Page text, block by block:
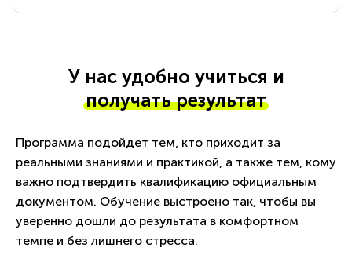
У нас удобно учиться и
получать результат
Программа подойдет тем, кто приходит за
реальными знаниями и практикой, а также тем, кому
важно подтвердить квалификацию официальным
документом. Обучение выстроено так, чтобы вы
уверенно дошли до результата в комфортном
темпе и без лишнего стресса.